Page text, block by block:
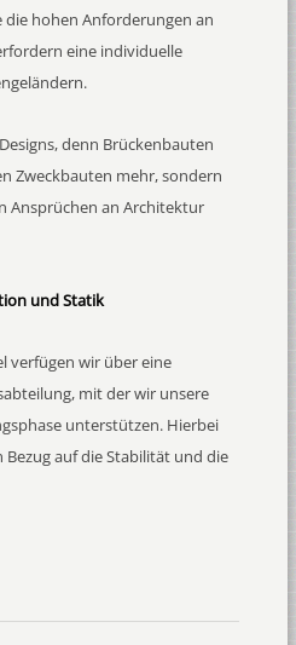
hohen Anforderungen an
eine individuelle
denn Brückenbauten
Zweckbauten mehr, sondern
Ansprüchen an Architektur
und Statik
verfügen wir über eine
mit der wir unsere
unterstützen. Hierbei
auf die Stabilität und die